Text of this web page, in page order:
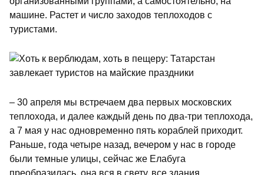
машине. Растет и число заходов теплоходов с
туристами.
– 30 апреля мы встречаем два первых московских
теплохода, и далее каждый день по два-три теплохода,
а 7 мая у нас одновременно пять кораблей приходит.
Раньше, года четыре назад, вечером у нас в городе
были темные улицы, сейчас же Елабуга